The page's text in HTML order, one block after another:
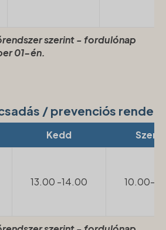
szerint - fordulónap
01-én.
/ prevenciós rendelés
Kedd
13.00 -14.00 10.00-